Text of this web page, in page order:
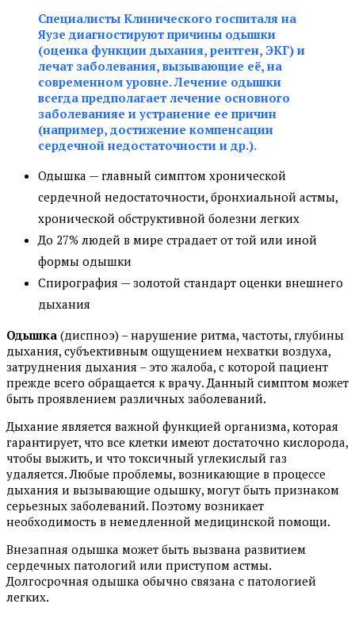
Специалисты Клинического госпиталя на
Яузе диагностируют причины одышки
(оценка функции дыхания, рентген, ЭКГ) и
лечат заболевания, вызывающие её, на
современном уровне. Лечение одышки
всегда предполагает лечение основного
заболеванияе и устранение ее причин
(например, достижение компенсации
сердечной недостаточности и др.).
Одышка — главный симптом хронической
сердечной недостаточности, бронхиальной астмы,
хронической обструктивной болезни легких
До 27% людей в мире страдает от той или иной
формы одышки
Спирография — золотой стандарт оценки внешнего
дыхания
Одышка (диспноэ) – нарушение ритма, частоты, глубины
дыхания, субъективным ощущением нехватки воздуха,
затруднения дыхания – это жалоба, с которой пациент
прежде всего обращается к врачу. Данный симптом может
быть проявлением различных заболеваний.
Дыхание является важной функцией организма, которая
гарантирует, что все клетки имеют достаточно кислорода,
чтобы выжить, и что токсичный углекислый газ
удаляется. Любые проблемы, возникающие в процессе
дыхания и вызывающие одышку, могут быть признаком
серьезных заболеваний. Поэтому возникает
необходимость в немедленной медицинской помощи.
Внезапная одышка может быть вызвана развитием
сердечных патологий или приступом астмы.
Долгосрочная одышка обычно связана с патологией
легких.